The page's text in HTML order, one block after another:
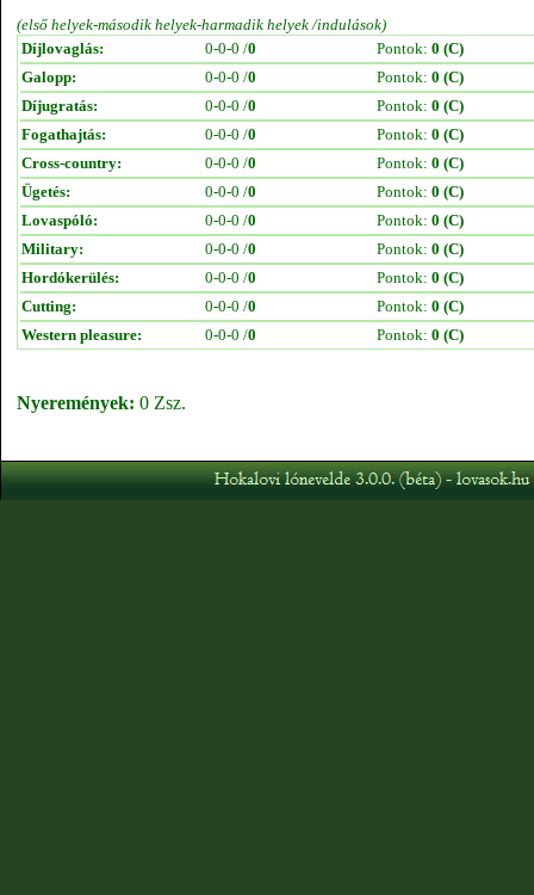
(első helyek-második helyek-harmadik helyek /indulások)
Díjlovaglás:
0-0-0 /0 Pontok: 0 (C)
Galopp:
0-0-0 /0 Pontok: 0 (C)
Díjugratás:
0-0-0 /0 Pontok: 0 (C)
Fogathajtás:
0-0-0 /0 Pontok: 0 (C)
Cross-country:
0-0-0 /0 Pontok: 0 (C)
Ügetés:
0-0-0 /0 Pontok: 0 (C)
Lovaspóló:
0-0-0 /0 Pontok: 0 (C)
Military:
0-0-0 /0 Pontok: 0 (C)
Hordókerülés:
0-0-0 /0 Pontok: 0 (C)
Cutting:
0-0-0 /0 Pontok: 0 (C)
Western pleasure:
0-0-0 /0 Pontok: 0 (C)
Nyeremények: 0 Zsz.